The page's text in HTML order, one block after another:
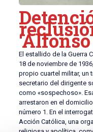
El estallido de la Guerra
18 de noviembre de
propio cuartel militar, un
secretario del dirigente
como «sospechoso».
arrestaron en el
número 1. En el
Acción Católica, una